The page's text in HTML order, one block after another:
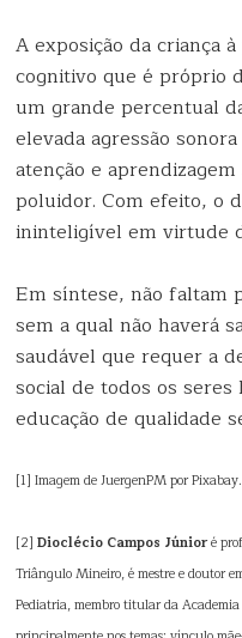
A exposição da criança
cognitivo que é próprio
um grande percentual
elevada agressão
atenção e
poluidor. Com efeito, o
ininteligível em virtude
Em síntese, não faltam
sem a qual não haverá
saudável que requer a
social de todos os
educação de qualidade
[1] Imagem de JuergenPM por Pixabay.
[2] Dioclécio Campos Júnioré
Triângulo Mineiro, é mestre e doutor
Pediatria, membro titular da